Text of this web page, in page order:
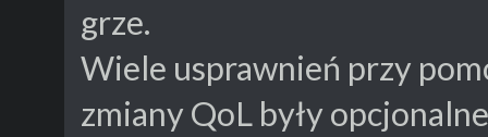
grze.
Wiele usprawnień przy
zmiany QoL były